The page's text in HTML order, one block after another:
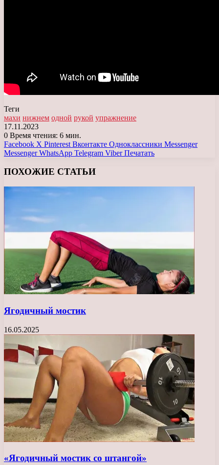
Теги
махи нижнем одной рукой упражнение
17.11.2023
0 Время чтения: 6 мин.
Facebook X Pinterest Вконтакте Одноклассники Messenger
Messenger WhatsApp Telegram Viber Печатать
ПОХОЖИЕ СТАТЬИ
Ягодичный мостик
16.05.2025
«Ягодичный мостик со штангой»